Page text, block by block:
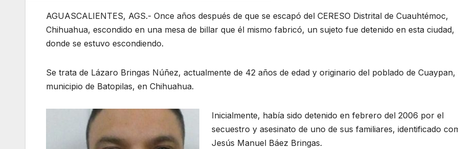
AGUASCALIENTES, AGS.- Once años después de que se escapó del CERESO Distrital de Cuauhtémoc,
Chihuahua, escondido en una mesa de billar que él mismo fabricó, un sujeto fue detenido en esta ciudad,
donde se estuvo escondiendo.
Se trata de Lázaro Bringas Núñez, actualmente de 42 años de edad y originario del poblado de Cuaypan,
municipio de Batopilas, en Chihuahua.
Inicialmente, había sido detenido en febrero del 2006 por el
secuestro y asesinato de uno de sus familiares, identificado
Jesús Manuel Báez Bringas.